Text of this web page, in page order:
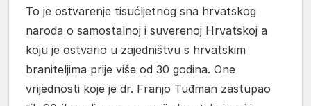
To je ostvarenje tisućljetnog sna hrvatskog
naroda o samostalnoj i suverenoj Hrvatskoj a
koju je ostvario u zajedništvu s hrvatskim
braniteljima prije više od 30 godina. One
vrijednosti koje je dr. Franjo Tuđman zastupao